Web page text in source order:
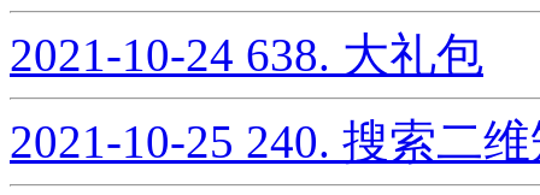
2021-10-24 638. 大礼包
2021-10-25 240. 搜索二